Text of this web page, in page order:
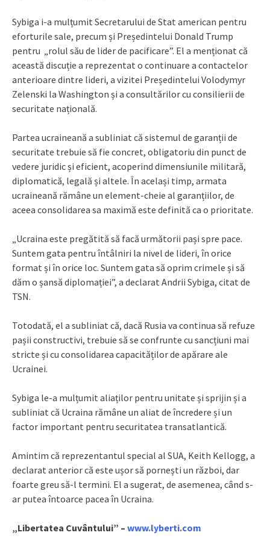
Sybiga i-a mulțumit Secretarului de Stat american pentru
eforturile sale, precum și Președintelui Donald Trump
pentru „rolul său de lider de pacificare”. El a menționat că
această discuție a reprezentat o continuare a contactelor
anterioare dintre lideri, a vizitei Președintelui Volodymyr
Zelenski la Washington și a consultărilor cu consilierii de
securitate națională.
Partea ucraineană a subliniat că sistemul de garanții de
securitate trebuie să fie concret, obligatoriu din punct de
vedere juridic și eficient, acoperind dimensiunile militară,
diplomatică, legală și altele. În același timp, armata
ucraineană rămâne un element-cheie al garanțiilor, de
aceea consolidarea sa maximă este definită ca o prioritate.
„Ucraina este pregătită să facă următorii pași spre pace.
Suntem gata pentru întâlniri la nivel de lideri, în orice
format și în orice loc. Suntem gata să oprim crimele și să
dăm o șansă diplomației”, a declarat Andrii Sybiga, citat de
TSN.
Totodată, el a subliniat că, dacă Rusia va continua să refuze
pașii constructivi, trebuie să se confrunte cu sancțiuni mai
stricte și cu consolidarea capacităților de apărare ale
Ucrainei.
Sybiga le-a mulțumit aliaților pentru unitate și sprijin și a
subliniat că Ucraina rămâne un aliat de încredere și un
factor important pentru securitatea transatlantică.
Amintim că reprezentantul special al SUA, Keith Kellogg, a
declarat anterior că este ușor să pornești un război, dar
foarte greu să-l termini. El a sugerat, de asemenea, când s-
ar putea întoarce pacea în Ucraina.
„Libertatea Cuvântului” – www.lyberti.com